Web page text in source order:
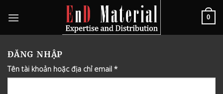
0
ĐĂNG NHẬP
Tên tài khoản hoặc địa chỉ email *